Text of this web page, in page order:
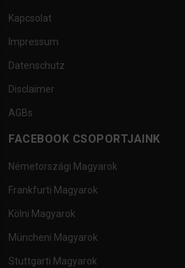
Kapcsolat
Impressum
Datenschutz
Disclaimer
AGBs
FACEBOOK CSOPORTJAINK
Németországi Magyarok
Frankfurti Magyarok
Kölni Magyarok
Müncheni Magyarok
Stuttgarti Magyarok